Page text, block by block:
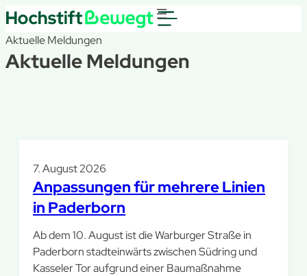
Aktuelle Meldungen
Aktuelle Meldungen
7. August 2026
Anpassungen für mehrere Linien
in Paderborn
Ab dem 10. August ist die Warburger Straße in
Paderborn stadteinwärts zwischen Südring und
Kasseler Tor aufgrund einer Baumaßnahme